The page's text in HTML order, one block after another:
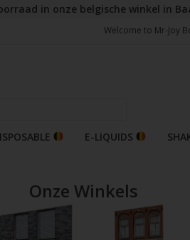
in onze belgische winkel in
Welcome to Mr-Joy
E-LIQUIDS
Onze Winkels